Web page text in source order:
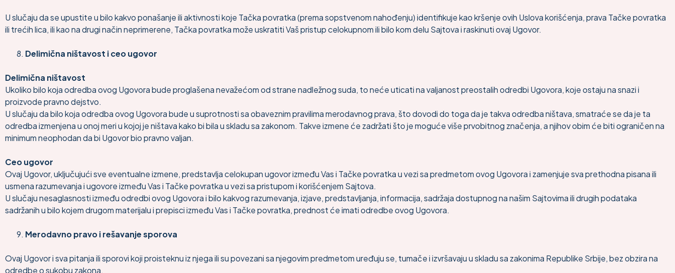
U slučaju da se upustite u bilo kakvo ponašanje ili aktivnosti koje Tačka povratka (prema sopstvenom nahođenju) identifikuje kao kršenje ovih Uslova korišćenja, prava Tačke povratka
ili trećih lica, ili kao na drugi način neprimerene, Tačka povratka može uskratiti Vaš pristup celokupnom ili bilo kom delu Sajtova i raskinuti ovaj Ugovor.
Delimična ništavost i ceo ugovor
Delimična ništavost
Ukoliko bilo koja odredba ovog Ugovora bude proglašena nevažećom od strane nadležnog suda, to neće uticati na valjanost preostalih odredbi Ugovora, koje ostaju na snazi i
proizvode pravno dejstvo.
U slučaju da bilo koja odredba ovog Ugovora bude u suprotnosti sa obaveznim pravilima merodavnog prava, što dovodi do toga da je takva odredba ništava, smatraće se da je ta
odredba izmenjena u onoj meri u kojoj je ništava kako bi bila u skladu sa zakonom. Takve izmene će zadržati što je moguće više prvobitnog značenja, a njihov obim će biti ograničen na
minimum neophodan da bi Ugovor bio pravno valjan.
Ceo ugovor
Ovaj Ugovor, uključujući sve eventualne izmene, predstavlja celokupan ugovor između Vas i Tačke povratka u vezi sa predmetom ovog Ugovora i zamenjuje sva prethodna pisana ili
usmena razumevanja i ugovore između Vas i Tačke povratka u vezi sa pristupom i korišćenjem Sajtova.
U slučaju nesaglasnosti između odredbi ovog Ugovora i bilo kakvog razumevanja, izjave, predstavljanja, informacija, sadržaja dostupnog na našim Sajtovima ili drugih podataka
sadržanih u bilo kojem drugom materijalu i prepisci između Vas i Tačke povratka, prednost će imati odredbe ovog Ugovora.
Merodavno pravo i rešavanje sporova
Ovaj Ugovor i sva pitanja ili sporovi koji proisteknu iz njega ili su povezani sa njegovim predmetom uređuju se, tumače i izvršavaju u skladu sa zakonima Republike Srbije, bez obzira na
odredbe o sukobu zakona.